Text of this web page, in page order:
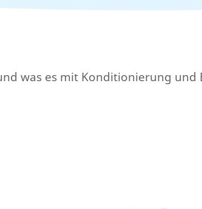
was es mit Konditionierung und